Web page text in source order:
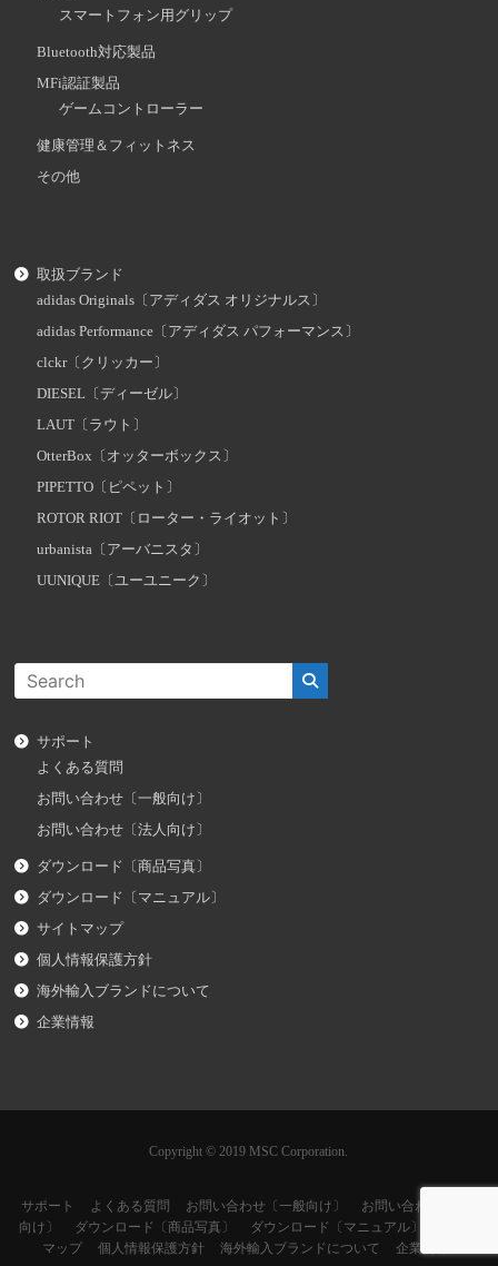
スマートフォン用グリップ
Bluetooth対応製品
MFi認証製品
ゲームコントローラー
健康管理＆フィットネス
その他
取扱ブランド
adidas Originals〔アディダス オリジナルス〕
adidas Performance〔アディダス パフォーマンス〕
clckr〔クリッカー〕
DIESEL〔ディーゼル〕
LAUT〔ラウト〕
OtterBox〔オッターボックス〕
PIPETTO〔ピペット〕
ROTOR RIOT〔ローター・ライオット〕
urbanista〔アーバニスタ〕
UUNIQUE〔ユーユニーク〕
サポート
よくある質問
お問い合わせ〔一般向け〕
お問い合わせ〔法人向け〕
ダウンロード〔商品写真〕
ダウンロード〔マニュアル〕
サイトマップ
個人情報保護方針
海外輸入ブランドについて
企業情報
Copyright © 2019 MSC Corporation.
サポート よくある質問 お問い合わせ〔一般向け〕
お問い合わせ〔法人
向け〕
ダウンロード〔商品写真〕 ダウンロード〔マニュアル〕
マップ
個人情報保護方針 海外輸入ブランドについて 企業情報